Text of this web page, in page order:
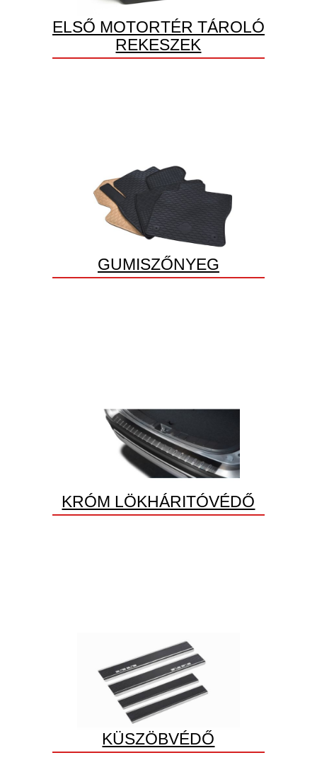
ELSŐ MOTORTÉR TÁROLÓ
REKESZEK
GUMISZŐNYEG
KRÓM LÖKHÁRITÓVÉDŐ
KÜSZÖBVÉDŐ